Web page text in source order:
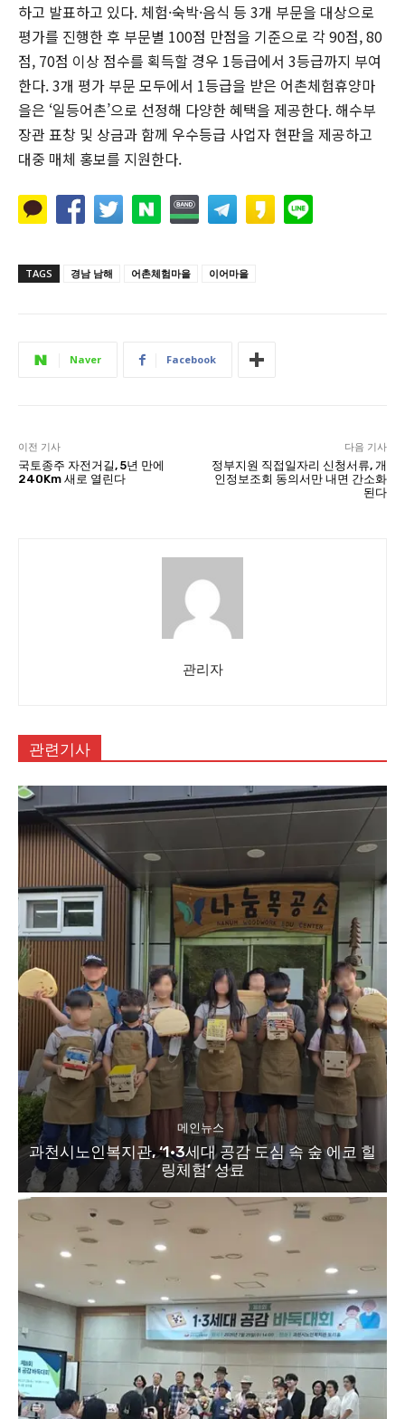
하고 발표하고 있다. 체험·숙박·음식 등 3개 부문을 대상으로
평가를 진행한 후 부문별 100점 만점을 기준으로 각 90점, 80
점, 70점 이상 점수를 획득할 경우 1등급에서 3등급까지 부여
한다. 3개 평가 부문 모두에서 1등급을 받은 어촌체험휴양마
을은 ‘일등어촌’으로 선정해 다양한 혜택을 제공한다. 해수부
장관 표창 및 상금과 함께 우수등급 사업자 현판을 제공하고
대중 매체 홍보를 지원한다.
TAGS 경남 남해 어촌체험마을 이어마을
Naver Facebook
이전 기사
국토종주 자전거길, 5년 만에
240Km 새로 열린다
다음 기사
정부지원 직접일자리 신청서류, 개
인정보조회 동의서만 내면 간소화
된다
관리자
관련기사
메인뉴스
과천시노인복지관, ‘1·3세대 공감 도심 속 숲 에코 힐
링체험’ 성료